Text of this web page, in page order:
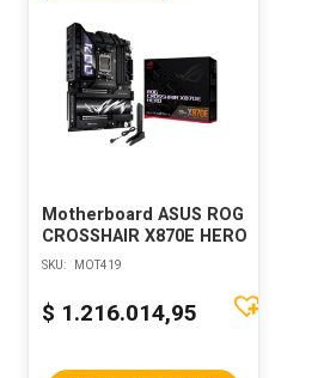
Motherboard ASUS ROG
CROSSHAIR X870E HERO
SKU: MOT419
$ 1.216.014,95